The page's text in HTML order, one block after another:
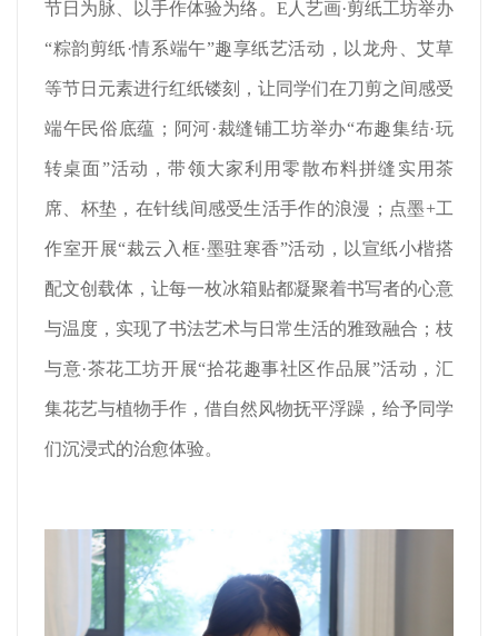
节日为脉、以手作体验为络。E人艺画·剪纸工坊举办
“粽韵剪纸·情系端午”趣享纸艺活动，以龙舟、艾草
等节日元素进行红纸镂刻，让同学们在刀剪之间感受
端午民俗底蕴；阿河·裁缝铺工坊举办“布趣集结·玩
转桌面”活动，带领大家利用零散布料拼缝实用茶
席、杯垫，在针线间感受生活手作的浪漫；点墨+工
作室开展“裁云入框·墨驻寒香”活动，以宣纸小楷搭
配文创载体，让每一枚冰箱贴都凝聚着书写者的心意
与温度，实现了书法艺术与日常生活的雅致融合；枝
与意·茶花工坊开展“拾花趣事社区作品展”活动，汇
集花艺与植物手作，借自然风物抚平浮躁，给予同学
们沉浸式的治愈体验。